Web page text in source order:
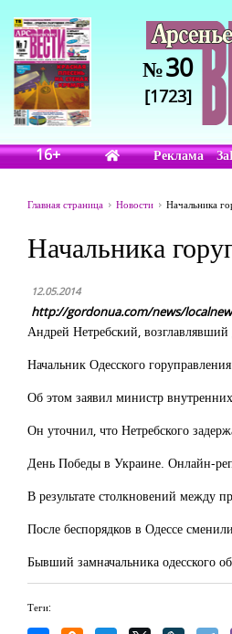
№30
[1723]
16+ Реклама
Главная страница Новости Начальника
Начальника
12.05.2014
http://gordonua.com/news/
Андрей Нетребский,
Начальник Одесского
Об этом заявил министр
Он уточнил, что Нетребского
День Победы в Украине. Онлайн-
В результате столкновений между
После беспорядков в Одессе
Бывший замначальника одесского
Теги: